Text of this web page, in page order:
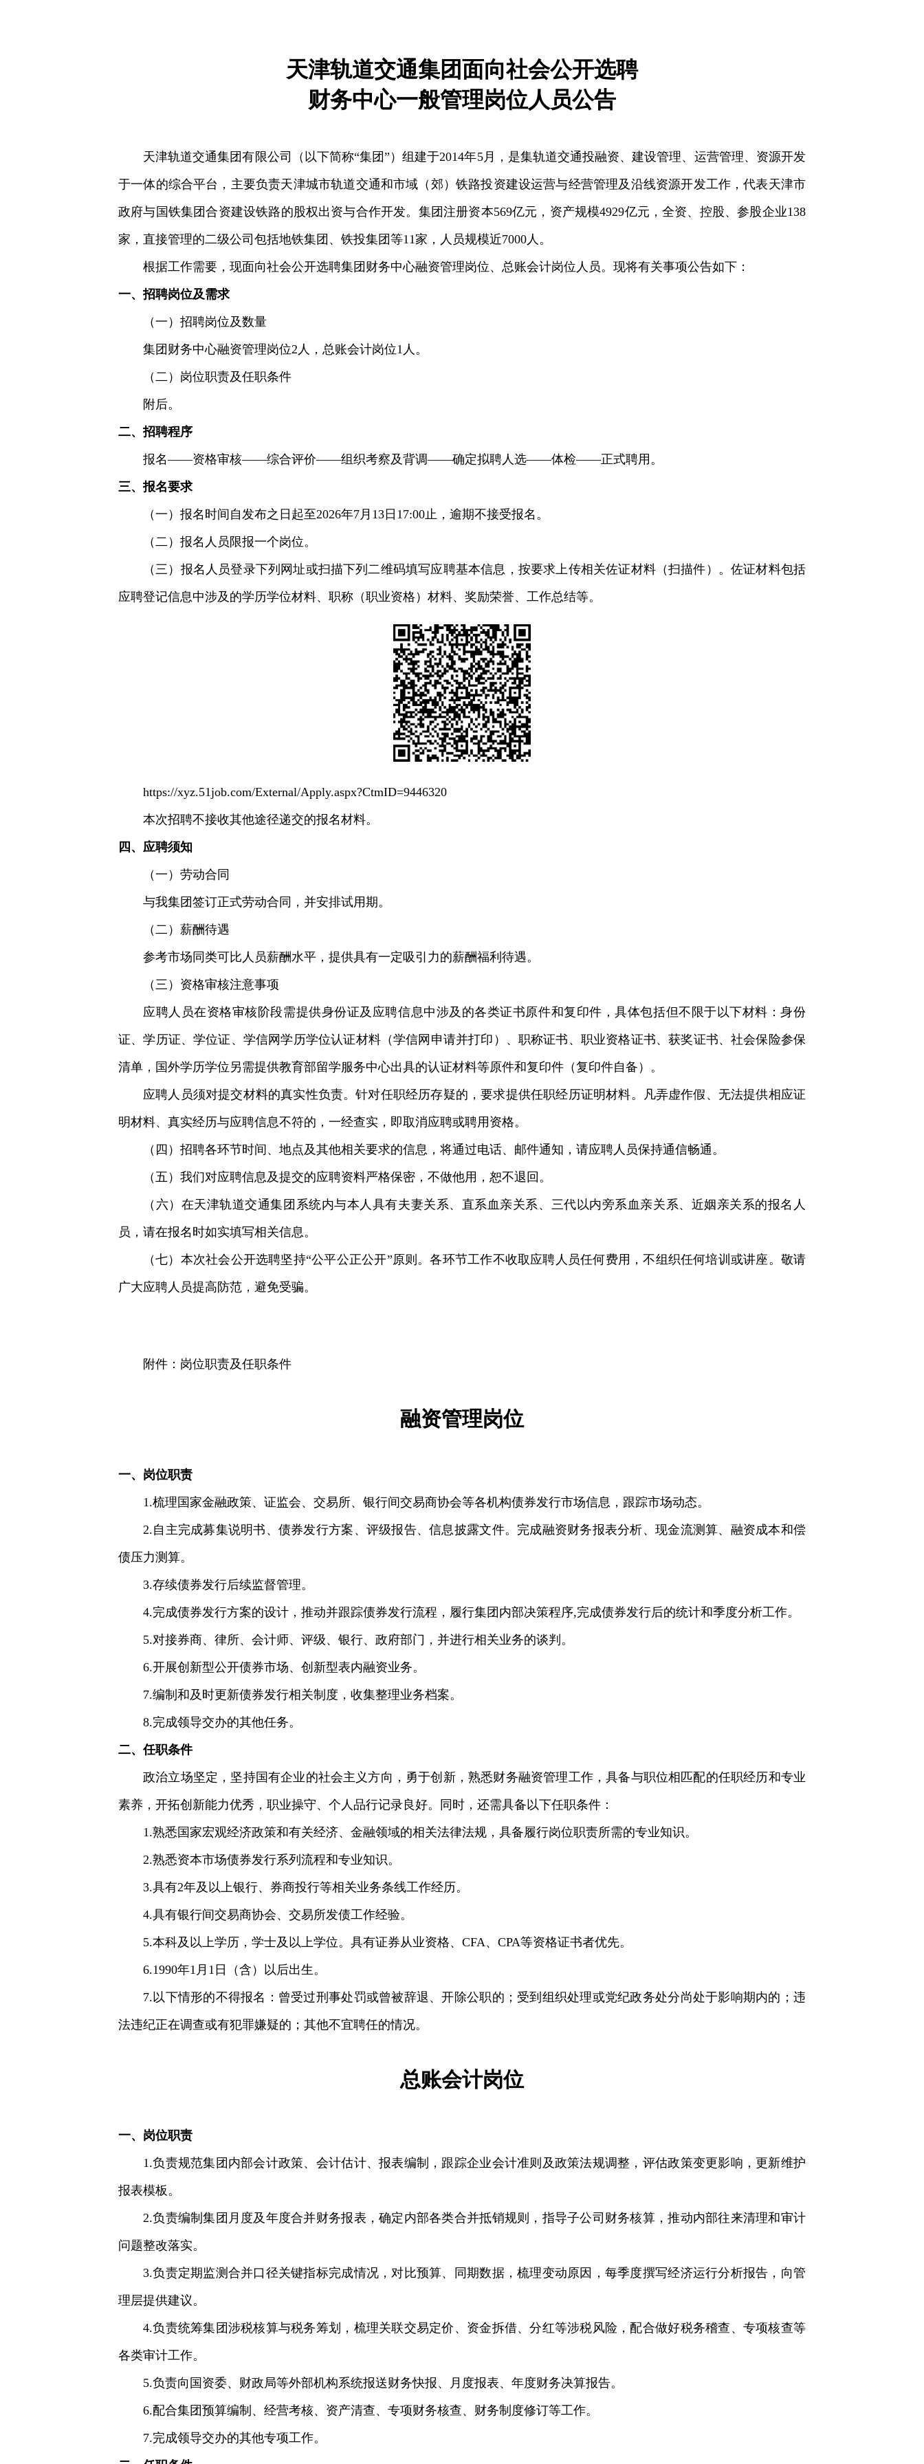
天津轨道交通集团面向社会公开选聘
财务中心一般管理岗位人员公告
天津轨道交通集团有限公司（以下简称“集团”）组建于2014年5月，是集轨道交通投融资、建设管理、运营管理、资源开发
于一体的综合平台，主要负责天津城市轨道交通和市域（郊）铁路投资建设运营与经营管理及沿线资源开发工作，代表天津市
政府与国铁集团合资建设铁路的股权出资与合作开发。集团注册资本569亿元，资产规模4929亿元，全资、控股、参股企业138
家，直接管理的二级公司包括地铁集团、铁投集团等11家，人员规模近7000人。
根据工作需要，现面向社会公开选聘集团财务中心融资管理岗位、总账会计岗位人员。现将有关事项公告如下：
一、招聘岗位及需求
（一）招聘岗位及数量
集团财务中心融资管理岗位2人，总账会计岗位1人。
（二）岗位职责及任职条件
附后。
二、招聘程序
报名——资格审核——综合评价——组织考察及背调——确定拟聘人选——体检——正式聘用。
三、报名要求
（一）报名时间自发布之日起至2026年7月13日17:00止，逾期不接受报名。
（二）报名人员限报一个岗位。
（三）报名人员登录下列网址或扫描下列二维码填写应聘基本信息，按要求上传相关佐证材料（扫描件）。佐证材料包括
应聘登记信息中涉及的学历学位材料、职称（职业资格）材料、奖励荣誉、工作总结等。
https://xyz.51job.com/External/Apply.aspx?CtmID=9446320
本次招聘不接收其他途径递交的报名材料。
四、应聘须知
（一）劳动合同
与我集团签订正式劳动合同，并安排试用期。
（二）薪酬待遇
参考市场同类可比人员薪酬水平，提供具有一定吸引力的薪酬福利待遇。
（三）资格审核注意事项
应聘人员在资格审核阶段需提供身份证及应聘信息中涉及的各类证书原件和复印件，具体包括但不限于以下材料：身份
证、学历证、学位证、学信网学历学位认证材料（学信网申请并打印）、职称证书、职业资格证书、获奖证书、社会保险参保
清单，国外学历学位另需提供教育部留学服务中心出具的认证材料等原件和复印件（复印件自备）。
应聘人员须对提交材料的真实性负责。针对任职经历存疑的，要求提供任职经历证明材料。凡弄虚作假、无法提供相应证
明材料、真实经历与应聘信息不符的，一经查实，即取消应聘或聘用资格。
（四）招聘各环节时间、地点及其他相关要求的信息，将通过电话、邮件通知，请应聘人员保持通信畅通。
（五）我们对应聘信息及提交的应聘资料严格保密，不做他用，恕不退回。
（六）在天津轨道交通集团系统内与本人具有夫妻关系、直系血亲关系、三代以内旁系血亲关系、近姻亲关系的报名人
员，请在报名时如实填写相关信息。
（七）本次社会公开选聘坚持“公平公正公开”原则。各环节工作不收取应聘人员任何费用，不组织任何培训或讲座。敬请
广大应聘人员提高防范，避免受骗。
附件：岗位职责及任职条件
融资管理岗位
一、岗位职责
1.梳理国家金融政策、证监会、交易所、银行间交易商协会等各机构债券发行市场信息，跟踪市场动态。
2.自主完成募集说明书、债券发行方案、评级报告、信息披露文件。完成融资财务报表分析、现金流测算、融资成本和偿
债压力测算。
3.存续债券发行后续监督管理。
4.完成债券发行方案的设计，推动并跟踪债券发行流程，履行集团内部决策程序,完成债券发行后的统计和季度分析工作。
5.对接券商、律所、会计师、评级、银行、政府部门，并进行相关业务的谈判。
6.开展创新型公开债券市场、创新型表内融资业务。
7.编制和及时更新债券发行相关制度，收集整理业务档案。
8.完成领导交办的其他任务。
二、任职条件
政治立场坚定，坚持国有企业的社会主义方向，勇于创新，熟悉财务融资管理工作，具备与职位相匹配的任职经历和专业
素养，开拓创新能力优秀，职业操守、个人品行记录良好。同时，还需具备以下任职条件：
1.熟悉国家宏观经济政策和有关经济、金融领域的相关法律法规，具备履行岗位职责所需的专业知识。
2.熟悉资本市场债券发行系列流程和专业知识。
3.具有2年及以上银行、券商投行等相关业务条线工作经历。
4.具有银行间交易商协会、交易所发债工作经验。
5.本科及以上学历，学士及以上学位。具有证券从业资格、CFA、CPA等资格证书者优先。
6.1990年1月1日（含）以后出生。
7.以下情形的不得报名：曾受过刑事处罚或曾被辞退、开除公职的；受到组织处理或党纪政务处分尚处于影响期内的；违
法违纪正在调查或有犯罪嫌疑的；其他不宜聘任的情况。
总账会计岗位
一、岗位职责
1.负责规范集团内部会计政策、会计估计、报表编制，跟踪企业会计准则及政策法规调整，评估政策变更影响，更新维护
报表模板。
2.负责编制集团月度及年度合并财务报表，确定内部各类合并抵销规则，指导子公司财务核算，推动内部往来清理和审计
问题整改落实。
3.负责定期监测合并口径关键指标完成情况，对比预算、同期数据，梳理变动原因，每季度撰写经济运行分析报告，向管
理层提供建议。
4.负责统筹集团涉税核算与税务筹划，梳理关联交易定价、资金拆借、分红等涉税风险，配合做好税务稽查、专项核查等
各类审计工作。
5.负责向国资委、财政局等外部机构系统报送财务快报、月度报表、年度财务决算报告。
6.配合集团预算编制、经营考核、资产清查、专项财务核查、财务制度修订等工作。
7.完成领导交办的其他专项工作。